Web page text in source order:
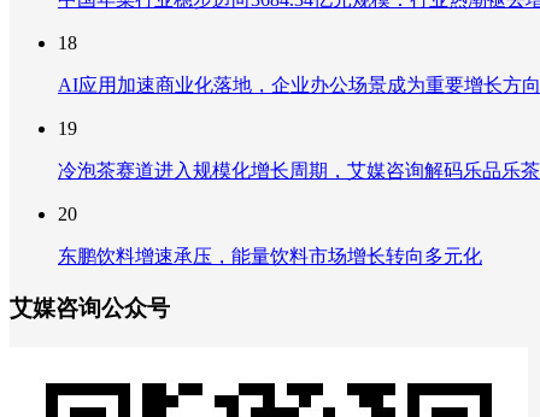
18
AI应用加速商业化落地，企业办公场景成为重要增长方向
19
冷泡茶赛道进入规模化增长周期，艾媒咨询解码乐品乐
20
东鹏饮料增速承压，能量饮料市场增长转向多元化
艾媒咨询公众号